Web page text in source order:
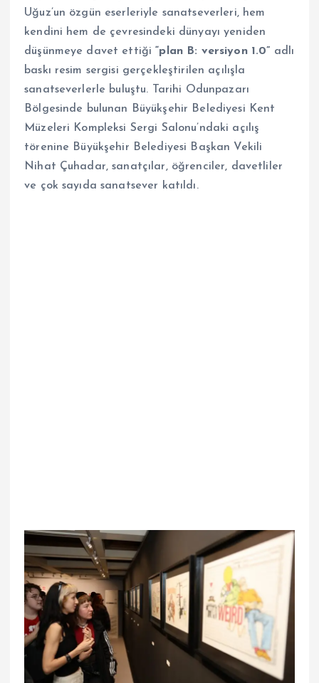
Uğuz’un özgün eserleriyle sanatseverleri, hem
kendini hem de çevresindeki dünyayı yeniden
düşünmeye davet ettiği“plan B: versiyon 1.0” adlı
baskı resim sergisi gerçekleştirilen açılışla
sanatseverlerle buluştu. Tarihi Odunpazarı
Bölgesinde bulunan Büyükşehir Belediyesi Kent
Müzeleri Kompleksi Sergi Salonu’ndaki açılış
törenine Büyükşehir Belediyesi Başkan Vekili
Nihat Çuhadar, sanatçılar, öğrenciler, davetliler
ve çok sayıda sanatsever katıldı.